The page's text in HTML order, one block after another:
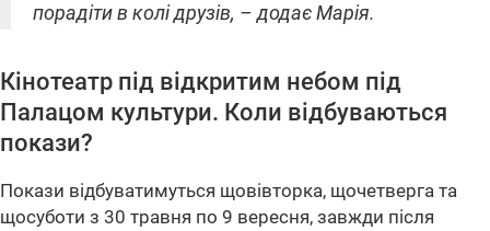
порадіти в колі друзів, – додає Марія.
Кінотеатр під відкритим небом під
Палацом культури. Коли відбуваються
покази?
Покази відбуватимуться щовівторка, щочетверга та
щосуботи з 30 травня по 9 вересня, завжди після